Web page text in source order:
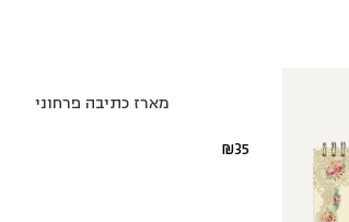
מארז כתיבה פרחוני
₪35